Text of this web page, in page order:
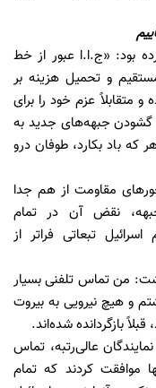
بود: «ج.ا.ا عبور از خط
و تحمیل هزینه بر
عزم خود را برای
گشودن جبهه‌های جدید به
که باد بکارد، طوفان درو
مقاومت از هم جدا
نقض آن در تمام
تبعاتی فراتر از
من تماس تلفنی بسیار
و هیچ نیرویی به بیروت
بازگردانده شده‌اند.
عالی‌رتبه، تماس
موافقت کردند که تمام